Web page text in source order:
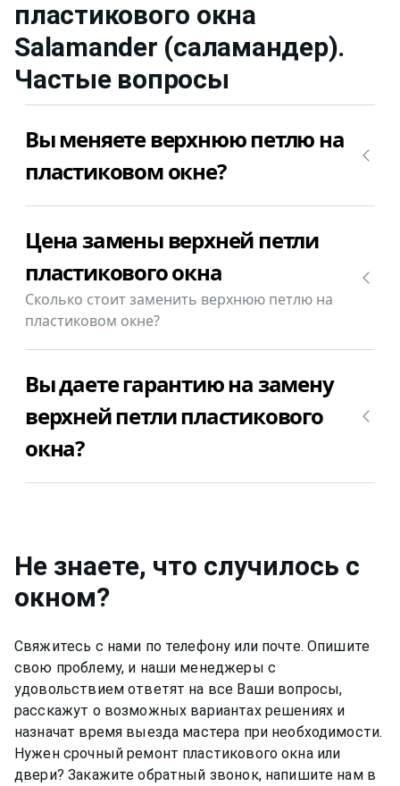
пластикового окна
Salamander (саламандер).
Частые вопросы
Вы меняете верхнюю петлю на
пластиковом окне?
пластиковом окне. Позвоните +7(812)9563854 и
уточните сколько будет стоить замена верхней
петли пластикового окна Salamander (саламандер)
в Вашем случае.
Цена замены верхней петли
пластикового окна
Сколько стоит заменить верхнюю петлю на
пластиковом окне?
Salamander (саламандер) стоит от 1000₽.
Вы даете гарантию на замену
верхней петли пластикового
окна?
Не знаете, что случилось с
окном?
Свяжитесь с нами по телефону или почте. Опишите
свою проблему, и наши менеджеры с
удовольствием ответят на все Ваши вопросы,
расскажут о возможных вариантах решениях и
назначат время выезда мастера при необходимости.
Нужен срочный ремонт пластикового окна или
двери? Закажите обратный звонок, напишите нам в